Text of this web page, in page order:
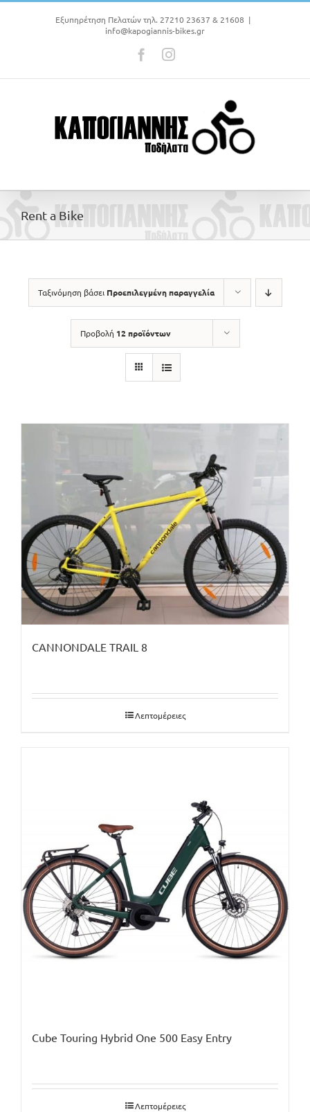
Μετάβαση
Εξυπηρέτηση Πελατών τηλ. 27210 23637 & 21608 |
info@kapogiannis-bikes.gr
FacebookInstagram
Rent a Bike
Ταξινόμηση βάσει Προεπιλεγμένη παραγγελία
Προβολή 12 προϊόντων
CANNONDALE TRAIL 8
Λεπτομέρειες
Cube Touring Hybrid One 500 Easy Entry
Λεπτομέρειες